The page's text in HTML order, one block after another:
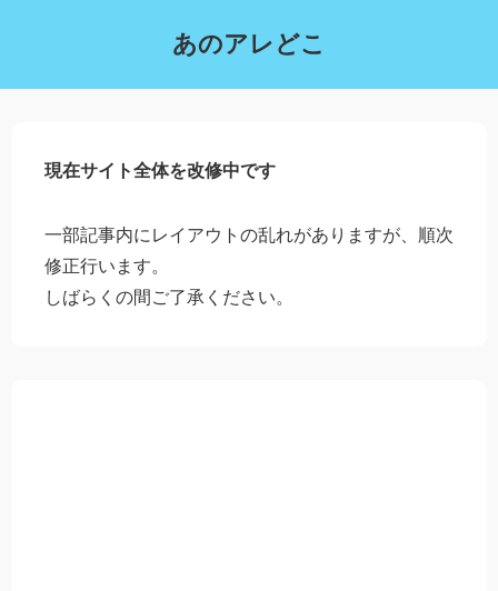
あのアレどこ
現在サイト全体を改修中です
一部記事内にレイアウトの乱れがありますが、順次
修正行います。
しばらくの間ご了承ください。